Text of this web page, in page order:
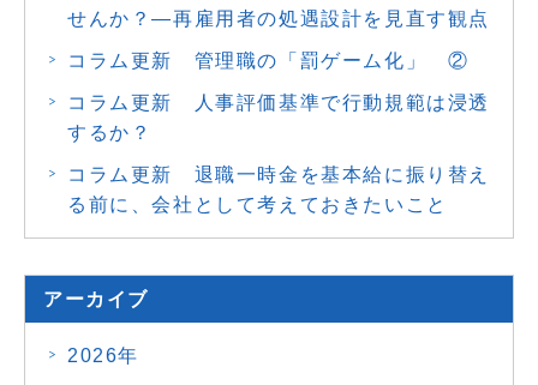
せんか？―再雇用者の処遇設計を見直す観点
コラム更新 管理職の「罰ゲーム化」 ②
コラム更新 人事評価基準で行動規範は浸透
するか？
コラム更新 退職一時金を基本給に振り替え
る前に、会社として考えておきたいこと
アーカイブ
2026年